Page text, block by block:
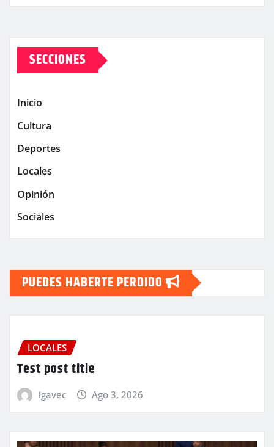
SECCIONES
Inicio
Cultura
Deportes
Locales
Opinión
Sociales
PUEDES HABERTE PERDIDO
LOCALES
Test post title
igavec Ago 3, 2026